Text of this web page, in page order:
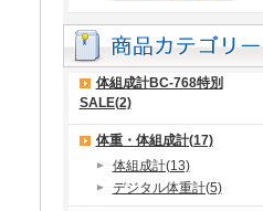
体組成計BC-768特別
SALE(2)
体重・体組成計(17)
体組成計(13)
デジタル体重計(5)